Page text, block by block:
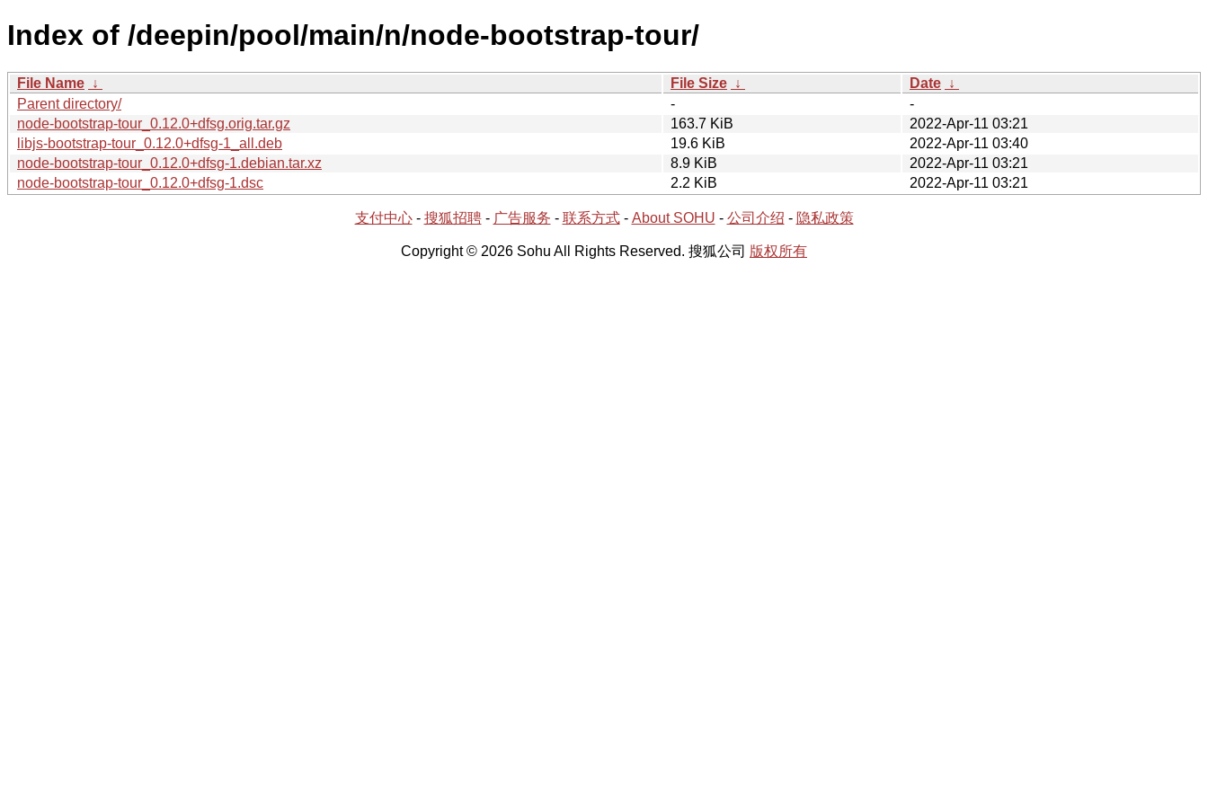
Index of /deepin/pool/main/n/node-bootstrap-tour/
File Name ↓ File Size ↓ Date ↓
Parent directory/
-
-
node-bootstrap-tour_0.12.0+dfsg.orig.tar.gz
163.7 KiB
2022-Apr-11 03:21
libjs-bootstrap-tour_0.12.0+dfsg-1_all.deb
19.6 KiB
2022-Apr-11 03:40
node-bootstrap-tour_0.12.0+dfsg-1.debian.tar.xz
8.9 KiB
2022-Apr-11 03:21
node-bootstrap-tour_0.12.0+dfsg-1.dsc
2.2 KiB 2022-Apr-11 03:21
支付中心- 搜狐招聘- 广告服务 - 联系方式- About SOHU - 公司介绍 - 隐私政策
Copyright © 2026 Sohu All Rights Reserved. 搜狐公司 版权所有